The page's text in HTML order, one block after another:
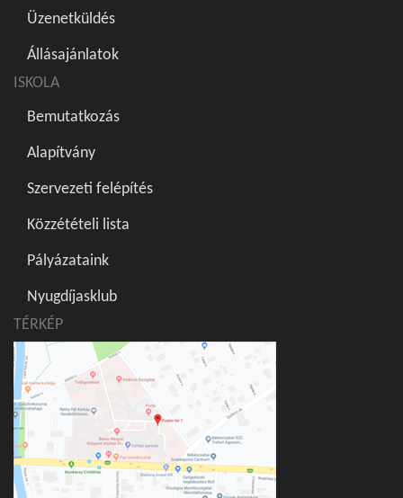
Üzenetküldés
Állásajánlatok
ISKOLA
Bemutatkozás
Alapítvány
Szervezeti felépítés
Közzétételi lista
Pályázataink
Nyugdíjasklub
TÉRKÉP